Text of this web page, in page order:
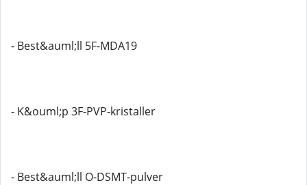
- Best&auml;ll 5F-MDA19
- K&ouml;p 3F-PVP-kristaller
- Best&auml;ll O-DSMT-pulver